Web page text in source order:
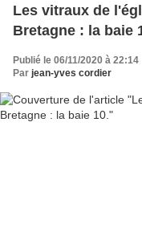
Les vitraux de
Bretagne : la baie
Publié le 06/11/2020 à 22:14
Par jean-yves cordier